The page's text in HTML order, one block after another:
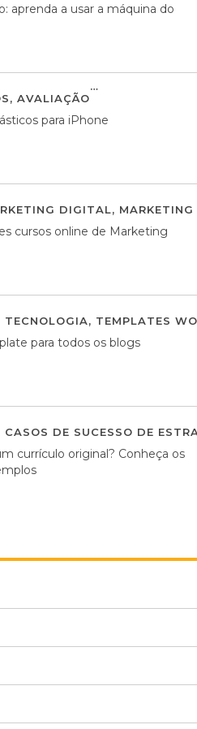
aprenda a usar a máquina do
, AVALIAÇÃO
para iPhone
DIGITAL,
cursos online de Marketing
TECNOLOGIA, TEMPLATES
para todos os blogs
CASOS DE SUCESSO DE
currículo original? Conheça os